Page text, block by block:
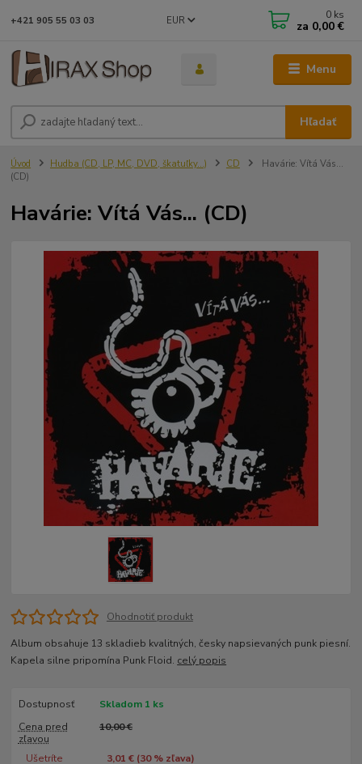
Menu
EUR
Hľadať
+421 905 55 03 03 0 ks
za 0,00 €
Úvod Hudba (CD, LP, MC, DVD, škatuľky...) CD
Havárie: Vítá Vás...
(CD)
Havárie: Vítá Vás... (CD)
Ohodnotiť produkt
Album obsahuje 13 skladieb kvalitných, česky napsievaných punk piesní.
Kapela silne pripomína Punk Floid. celý popis
Dostupnosť
Skladom 1 ks
Cena pred
zľavou
10,00 €
Ušetríte 3,01 € (30% zľava)